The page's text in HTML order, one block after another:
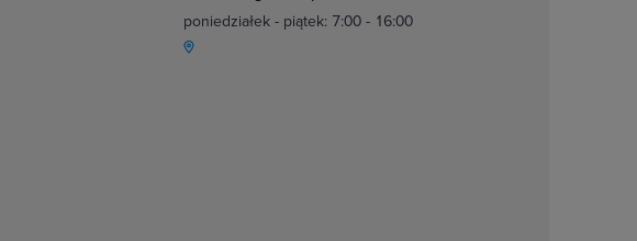
poniedziałek - piątek: 7:00 - 16:00